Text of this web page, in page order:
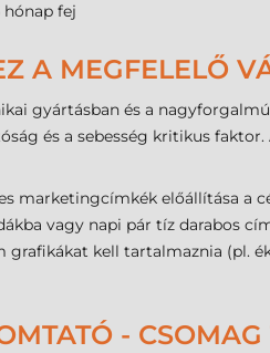
hónap fej
A MEGFELELŐ
gyártásban és a
és a sebesség kritikus
marketingcímkék előállítása a
vagy napi pár tíz darabos
kell tartalmaznia (pl.
-